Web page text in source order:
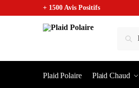
+ 1500 Avis Positifs
Plaid Polaire Plaid Chaud